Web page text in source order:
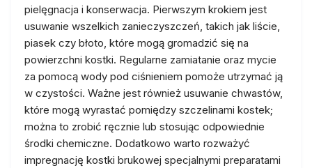
pielęgnacja i konserwacja. Pierwszym krokiem jest
usuwanie wszelkich zanieczyszczeń, takich jak liście,
piasek czy błoto, które mogą gromadzić się na
powierzchni kostki. Regularne zamiatanie oraz mycie
za pomocą wody pod ciśnieniem pomoże utrzymać ją
w czystości. Ważne jest również usuwanie chwastów,
które mogą wyrastać pomiędzy szczelinami kostek;
można to zrobić ręcznie lub stosując odpowiednie
środki chemiczne. Dodatkowo warto rozważyć
impregnację kostki brukowej specjalnymi preparatami